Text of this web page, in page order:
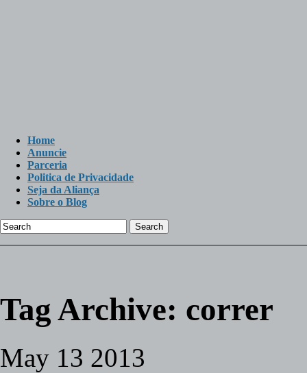
Home
Anuncie
Parceria
Politica de Privacidade
Seja da Aliança
Sobre o Blog
Search
Tag Archive: correr
May 13 2013